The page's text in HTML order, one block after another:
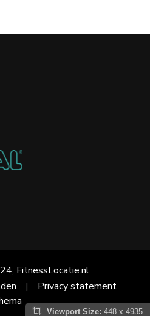
FitnessLocatie.nl
Privacy statement
Viewport Size: 448 x 4935